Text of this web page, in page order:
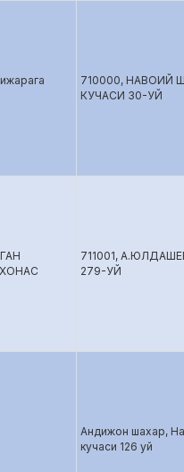
710000, НАВОИЙ
КУЧАСИ 30-УЙ
711001,
279-УЙ
Андижон шахар,
кучаси 126 уй